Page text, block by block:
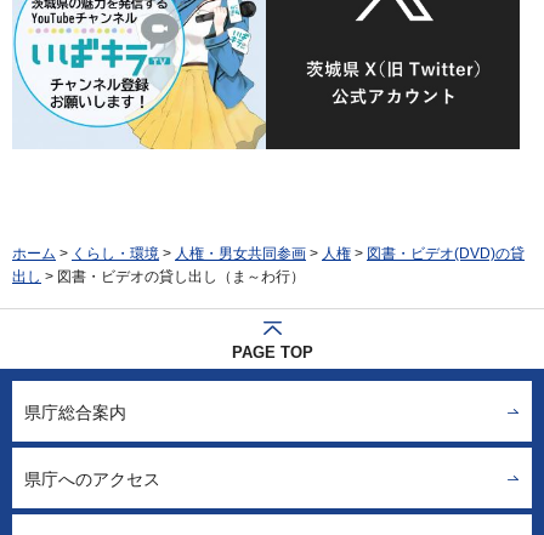
ホーム > くらし・環境 > 人権・男女共同参画 > 人権 > 図書・ビデオ(DVD)の貸
出し > 図書・ビデオの貸し出し（ま～わ行）
PAGE TOP
県庁総合案内
県庁へのアクセス